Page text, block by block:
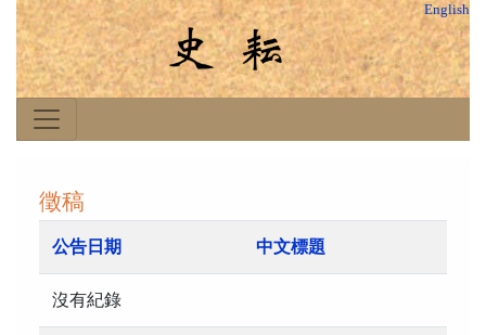
English
徵稿
公告日期 中文標題
沒有紀錄